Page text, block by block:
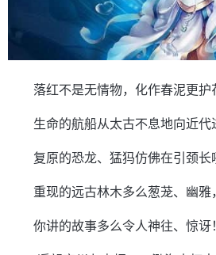
落红不是无情物，化作春泥更护
生命的航船从太古不息地向近代
复原的恐龙、猛犸仿佛在引颈长
重现的远古林木多么葱茏、幽雅
你讲的故事多么令人神往、惊讶